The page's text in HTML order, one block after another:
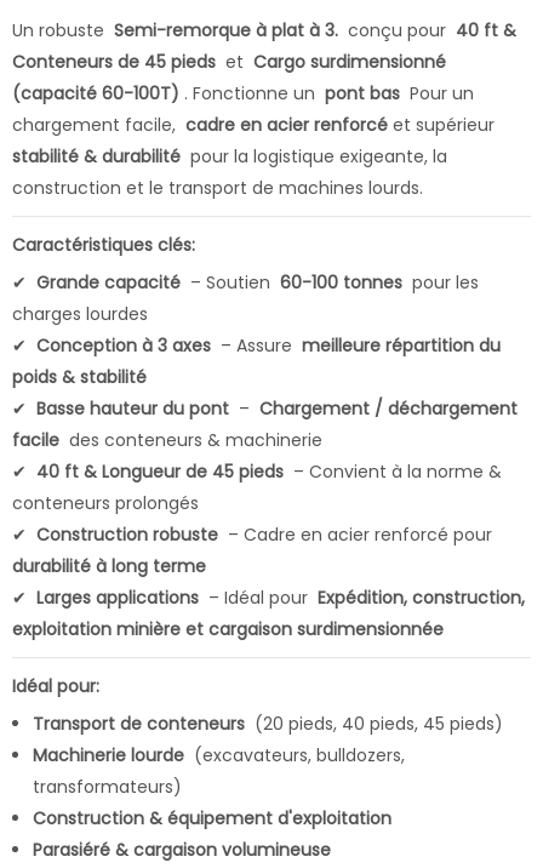
Un robuste Semi-remorque à plat à 3. conçu pour 40 ft &
Conteneurs de 45 pieds et Cargo surdimensionné
(capacité 60-100T) . Fonctionne un pont bas Pour un
chargement facile, cadre en acier renforcé et supérieur
stabilité & durabilité pour la logistique exigeante, la
construction et le transport de machines lourds.
Caractéristiques clés:
✔ Grande capacité – Soutien 60-100 tonnes pour les
charges lourdes
✔ Conception à 3 axes – Assure meilleure répartition du
poids & stabilité
✔ Basse hauteur du pont – Chargement / déchargement
facile des conteneurs & machinerie
✔ 40 ft & Longueur de 45 pieds – Convient à la norme &
conteneurs prolongés
✔ Construction robuste – Cadre en acier renforcé pour
durabilité à long terme
✔ Larges applications – Idéal pour Expédition, construction,
exploitation minière et cargaison surdimensionnée
Idéal pour:
Transport de conteneurs (20 pieds, 40 pieds, 45 pieds)
Machinerie lourde (excavateurs, bulldozers,
transformateurs)
Construction & équipement d'exploitation
Parasiéré & cargaison volumineuse